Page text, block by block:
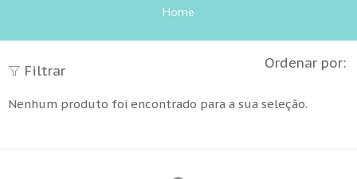
Home
Filtrar Ordenar por:
Nenhum produto foi encontrado para a sua seleção.